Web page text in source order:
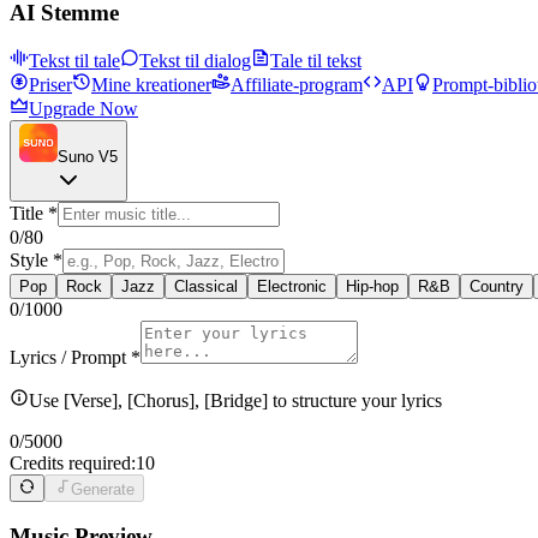
AI Stemme
Tekst til tale Tekst til dialog
Tale til tekst
Priser
Mine kreationer Affiliate-program API
Prompt-
Upgrade Now
Suno V5
Title *
0/80
Style *
Pop Rock Jazz Classical Electronic Hip-hop R&B Country
0/1000
Lyrics / Prompt*
Use [Verse], [Chorus], [Bridge] to structure your lyrics
0/5000
Credits required:10
Generate